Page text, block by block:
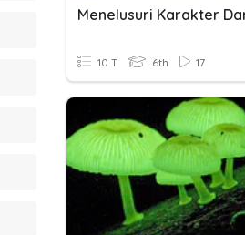
10 T 6th 17